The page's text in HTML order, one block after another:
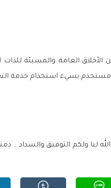
العامة والمسيئة للذات
مستخدم يسيء استخدام خدمة
لنا ولكم التوفيق والسداد ..